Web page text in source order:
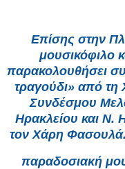
Επίσης στην
μουσικόφιλο
παρακολουθήσει
τραγούδι» από
Συνδέσμου
Ηρακλείου και Ν.
τον Χάρη Φασουλά.
παραδοσιακή